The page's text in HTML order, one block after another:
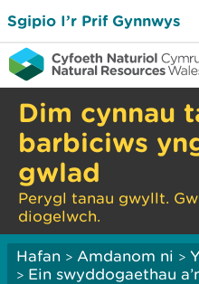
Sgipio I’r Prif Gynnwys
Dim cynnau
barbiciws
gwlad
Perygl tanau gwyllt.
diogelwch.
Hafan > Amdanom ni >
> Ein swyddogaethau